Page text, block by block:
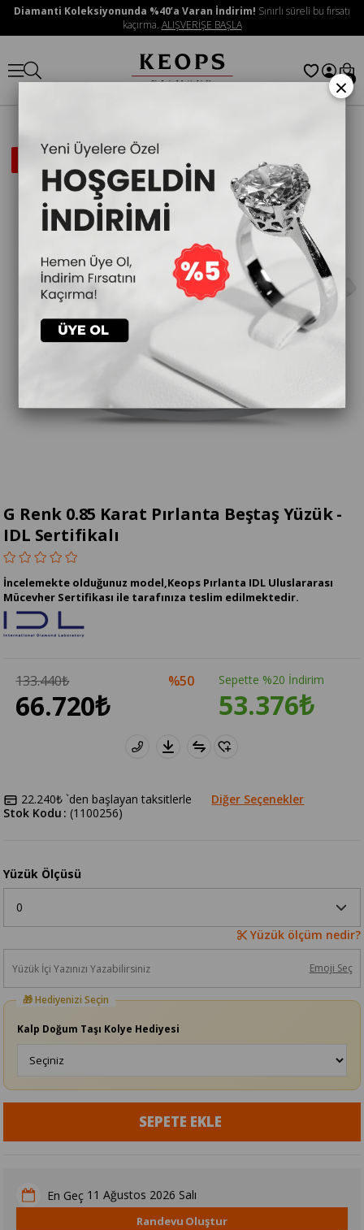
Diamanti Koleksiyonunda %40’a Varan İndirim! Sınırlı süreli bu fırsatı
kaçırma. ALIŞVERİŞE BAŞLA
0
İNDIRIMLI
G Renk 0.85 Karat Pırlanta Beştaş Yüzük -
IDL Sertifikalı
İncelemekte olduğunuz model,Keops Pırlanta IDL Uluslararası
Mücevher Sertifikası ile tarafınıza teslim edilmektedir.
133.440₺
66.720₺
50 Sepette %20 İndirim
53.376₺
22.240₺ `den başlayan taksitlerle
Diğer Seçenekler
(1100256)
Stok Kodu
Yüzük Ölçüsü
Yüzük ölçüm nedir?
Emoji Seç
Kalp Doğum Taşı Kolye Hediyesi
En Geç 11 Ağustos 2026 Salı
Randevu Oluştur
×